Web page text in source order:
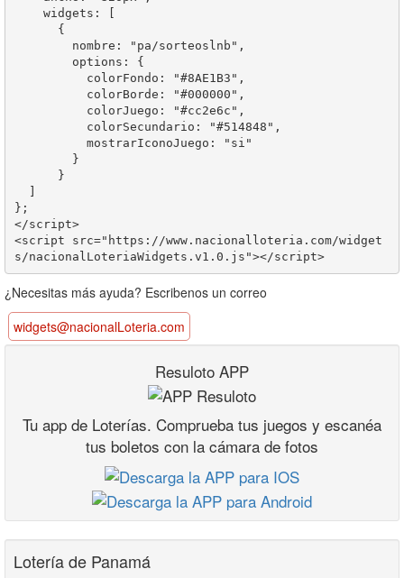
};
</script>
<script src="https://www.nacionalloteria.com/widget
¿Necesitas más ayuda? Escribenos un correo
widgets@nacionalLoteria.com
Resuloto APP
Tu app de Loterías. Comprueba tus juegos y escanéa
tus boletos con la cámara de fotos
Lotería de Panamá